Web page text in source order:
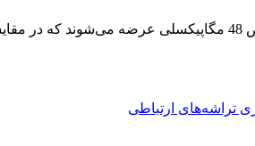
تراشه‌های ارتباطی